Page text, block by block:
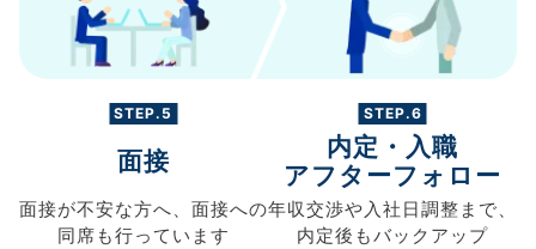
STEP.5
面接
面接が不安な方へ、 面接への
同席も行っています
STEP.6
内定・入職
アフターフォロー
年収交渉や入社日調整まで、
内定後もバックアップ